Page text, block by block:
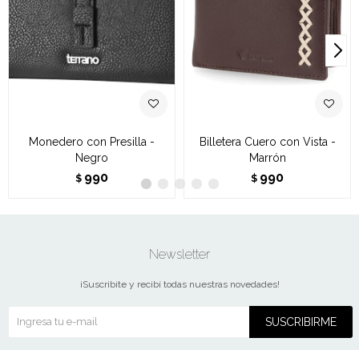
Monedero con Presilla -
Negro
$ 990
Billetera Cuero con Vista -
Marrón
$ 990
Newsletter
¡Suscribite y recibí todas nuestras novedades!
SUSCRIBIRME